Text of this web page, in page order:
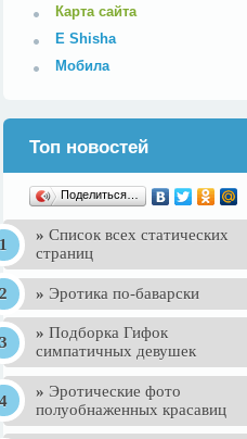
Карта сайта
E Shisha
Мобила
Топ новостей
Поделиться…
» Список всех статических
страниц
» Эротика по-баварски
» Подборка Гифок
симпатичных девушек
» Эротические фото
полуобнаженных красавиц